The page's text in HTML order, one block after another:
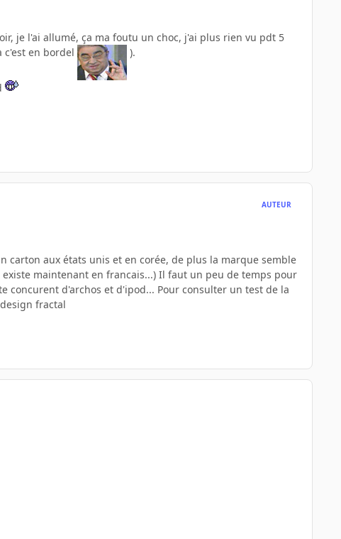
je l'ai allumé, ça ma foutu un choc, j'ai plus rien vu pdt 5
c'est en bordel
).
AUTEUR
aux états unis et en corée, de plus la marque semble
maintenant en francais...) Il faut un peu de temps pour
concurent d'archos et d'ipod... Pour consulter un test de la
fractal